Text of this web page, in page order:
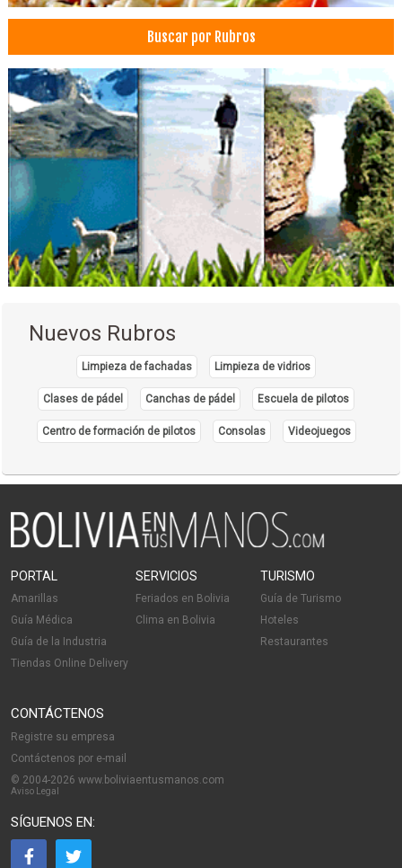
Buscar por Rubros
Nuevos Rubros
Limpieza de fachadas Limpieza de vidrios
Clases de pádel Canchas de pádel Escuela de pilotos
Centro de formación de pilotos Consolas Videojuegos
PORTAL
Amarillas
Guía Médica
Guía de la Industria
Tiendas Online Delivery
SERVICIOS
Feriados en Bolivia
Clima en Bolivia
TURISMO
Guía de Turismo
Hoteles
Restaurantes
CONTÁCTENOS
Registre su empresa
Contáctenos por e-mail
© 2004-2026 www.boliviaentusmanos.com
Aviso Legal
SÍGUENOS EN: